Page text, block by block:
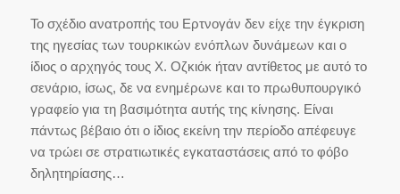
Το σχέδιο ανατροπής του Ερτνογάν δεν είχε την έγκριση
της ηγεσίας των τουρκικών ενόπλων δυνάμεων και ο
ίδιος ο αρχηγός τους Χ. Οζκιόκ ήταν αντίθετος με αυτό το
σενάριο, ίσως, δε να ενημέρωνε και το πρωθυπουργικό
γραφείο για τη βασιμότητα αυτής της κίνησης. Είναι
πάντως βέβαιο ότι ο ίδιος εκείνη την περίοδο απέφευγε
να τρώει σε στρατιωτικές εγκαταστάσεις από το φόβο
δηλητηρίασης…